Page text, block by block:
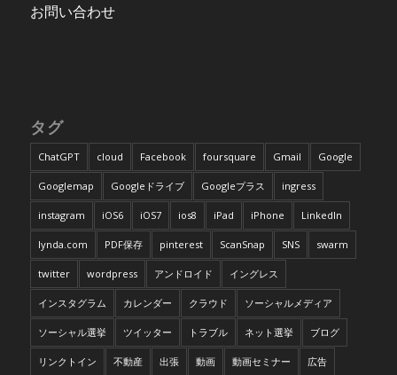
お問い合わせ
タグ
ChatGPT cloud Facebook foursquare Gmail Google
Googlemap Googleドライブ Googleプラス ingress
instagram iOS6 iOS7 ios8 iPad iPhone LinkedIn
lynda.com PDF保存 pinterest ScanSnap SNS swarm
twitter wordpress アンドロイド イングレス
インスタグラム カレンダー クラウド ソーシャルメディア
ソーシャル選挙 ツイッター トラブル ネット選挙 ブログ
リンクトイン 不動産 出張 動画 動画セミナー 広告